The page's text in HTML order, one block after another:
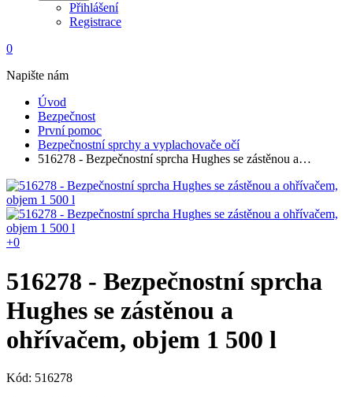
Přihlášení
Registrace
0
Napište nám
Úvod
Bezpečnost
První pomoc
Bezpečnostní sprchy a vyplachovače očí
516278 - Bezpečnostní sprcha Hughes se zástěnou a…
+0
516278 - Bezpečnostní sprcha
Hughes se zástěnou a
ohřívačem, objem 1 500 l
Kód: 516278